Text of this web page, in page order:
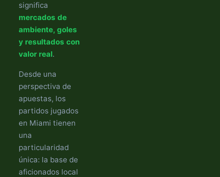
significa
mercados de
ambiente, goles
y resultados con
valor real.
Desde una
perspectiva de
apuestas, los
partidos jugados
en Miami tienen
una
particularidad
única: la base de
aficionados local